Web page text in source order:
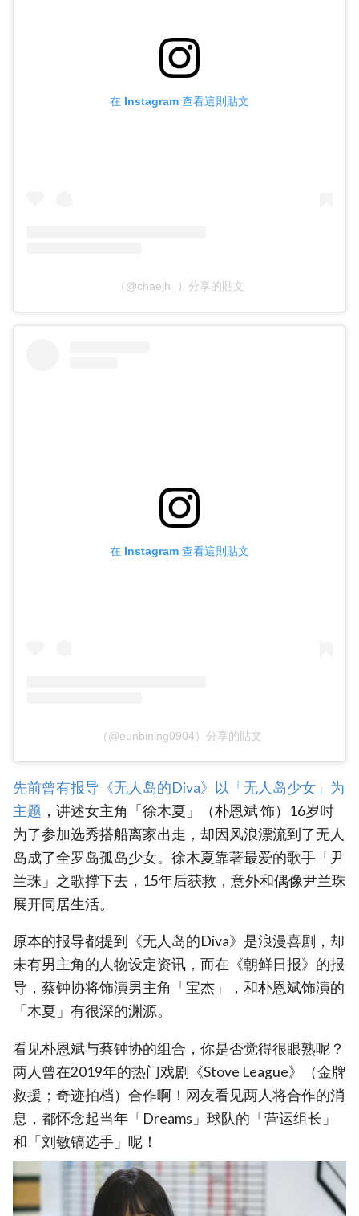
在 Instagram 查看這則貼文
（@chaejh_）分享的貼文
在 Instagram 查看這則貼文
（@eunbining0904）分享的貼文
先前曾有报导《无人岛的Diva》以「无人岛少女」为
主题 ，讲述女主角「徐木夏」（朴恩斌 饰）16岁时
为了参加选秀搭船离家出走，却因风浪漂流到了无人
岛成了全罗岛孤岛少女。徐木夏靠著最爱的歌手「尹
兰珠」之歌撑下去，15年后获救，意外和偶像尹兰珠
展开同居生活。
原本的报导都提到《无人岛的Diva》是浪漫喜剧，却
未有男主角的人物设定资讯，而在《朝鲜日报》的报
导，蔡钟协将饰演男主角「宝杰」，和朴恩斌饰演的
「木夏」有很深的渊源。
看见朴恩斌与蔡钟协的组合，你是否觉得很眼熟呢？
两人曾在2019年的热门戏剧《Stove League》（金牌
救援；奇迹拍档）合作啊！网友看见两人将合作的消
息，都怀念起当年「Dreams」球队的「营运组长」
和「刘敏镐选手」呢！